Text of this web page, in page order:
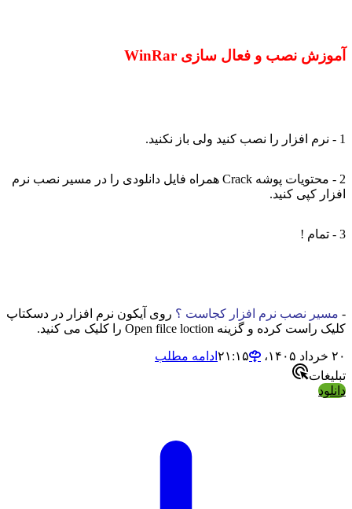
آموزش نصب و فعال سازی WinRar
1 - نرم افزار را نصب کنید ولی باز نکنید.
2 - محتویات پوشه Crack همراه فایل دانلودی را در مسیر نصب نرم
افزار کپی کنید.
3 - تمام !
- مسیر نصب نرم افزار کجاست ؟ روی آیکون نرم افزار در دسکتاپ
کلیک راست کرده و گزینه Open filce loction را کلیک می کنید.
۲۰ خرداد ۱۴۰۵،‏ ۲۱:۱۵
ادامه مطلب
تبلیغات
دانلود